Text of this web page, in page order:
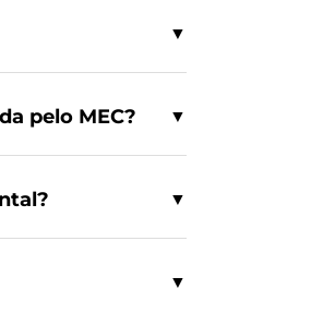
▼
pelo MEC? ▼
▼
▼